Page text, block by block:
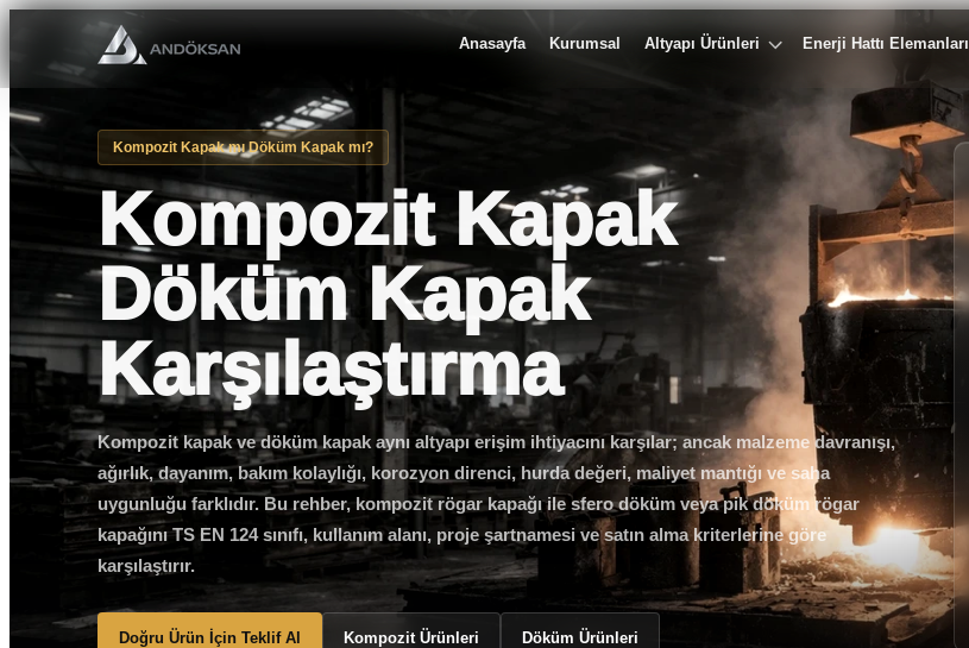
Anasayfa Kurumsal Altyapı Ürünleri Enerji Hattı Elemanları
Ürün grubu
Adet
Teslimat lokasyonu
Proje notu
Teklif Al
Kompozit Kapak mı Döküm Kapak mı?
Kompozit Kapak
Döküm Kapak
Karşılaştırma
Kompozit kapak ve döküm kapak aynı altyapı erişim ihtiyacını karşılar; ancak malzeme davranışı,
ağırlık, dayanım, bakım kolaylığı, korozyon direnci, hurda değeri, maliyet mantığı ve saha
uygunluğu farklıdır. Bu rehber, kompozit rögar kapağı ile sfero döküm veya pik döküm rögar
kapağını TS EN 124 sınıfı, kullanım alanı, proje şartnamesi ve satın alma kriterlerine göre
karşılaştırır.
Doğru Ürün İçin Teklif Al Kompozit Ürünleri Döküm Ürünleri